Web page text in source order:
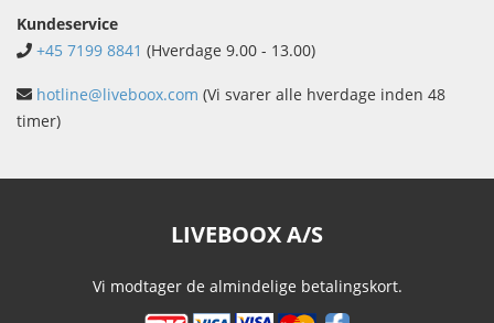
Kundeservice
+45 7199 8841 (Hverdage 9.00 - 13.00)
hotline@liveboox.com (Vi svarer alle hverdage inden 48
timer)
LIVEBOOX A/S
Vi modtager de almindelige betalingskort.